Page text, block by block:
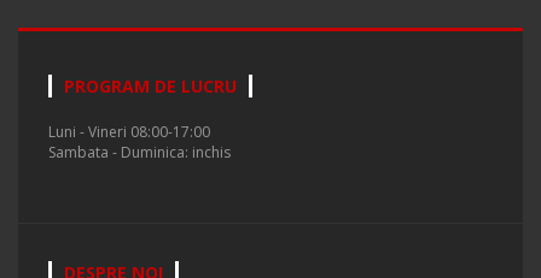
PROGRAM DE LUCRU
Luni - Vineri 08:00-17:00
Sambata - Duminica: inchis
DESPRE NOI